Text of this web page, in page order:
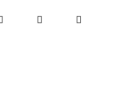
funguje Vše o gravírování
Hledat PřihlášeníNákupní